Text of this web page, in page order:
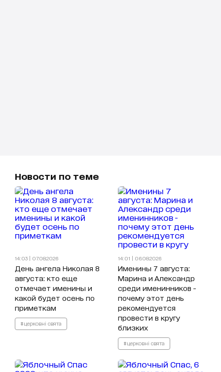
Новости по теме
14:03 | 07.08.2026
День ангела Николая 8
августа: кто еще
отмечает именины и
какой будет осень по
приметкам
#церковні свята
14:01 | 06.08.2026
Именины 7 августа:
Марина и Александр
среди именинников -
почему этот день
рекомендуется
провести в кругу
близких
#церковні свята